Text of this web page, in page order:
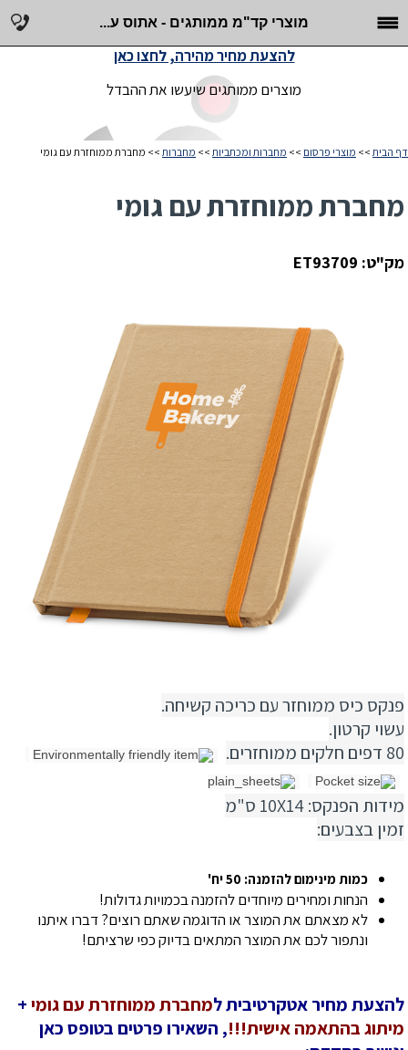
מוצרי קד"מ ממותגים - אתוס ע...
מוצרים ממותגים שיעשו את ההבדל
להצעת מחיר מהירה, לחצו כאן
דף הבית >> מוצרי פרסום >> מחברות ומכתביות >> מחברות >> מחברת ממוחזרת עם גומי
מחברת ממוחזרת עם גומי
מק"ט: ET93709
פנקס כיס ממוחזר עם כריכה קשיחה.
עשוי קרטון.
80 דפים חלקים ממוחזרים.
מידות הפנקס: 10X14 ס"מ
זמין בצבעים:
כמות מינימום להזמנה: 50 יח'
הנחות ומחירים מיוחדים להזמנה בכמויות גדולות!
לא מצאתם את המוצר או הדוגמה שאתם רוצים? דברו איתנו
ונתפור לכם את המוצר המתאים בדיוק כפי שרציתם!
להצעת מחיר אטקרטיבית למחברת ממוחזרת עם גומי+
מיתוג בהתאמה אישית!!!, השאירו פרטים בטופס כאן